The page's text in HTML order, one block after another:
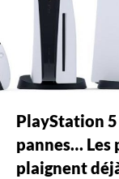
PlayStation 5
pannes… Les
plaignent